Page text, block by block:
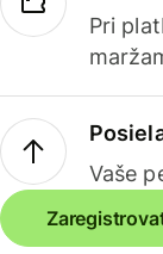
Pri
Vaše